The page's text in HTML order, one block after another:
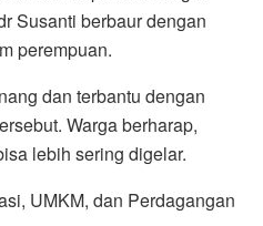
Susanti berbaur dengan
perempuan.
dan terbantu dengan
Warga berharap,
lebih sering digelar.
UMKM, dan Perdagangan